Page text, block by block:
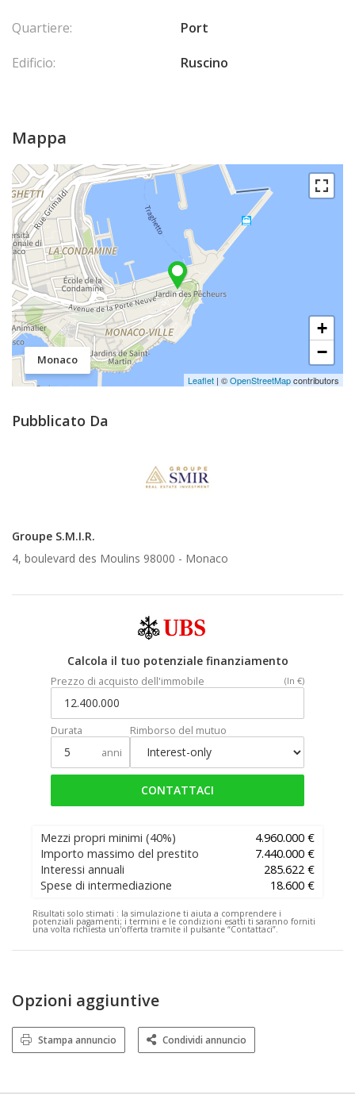
Quartiere:
Port
Edificio:
Ruscino
Mappa
Monaco
+
−
Leaflet | ©OpenStreetMapcontributors
Pubblicato Da
Groupe S.M.I.R.
4, boulevard des Moulins 98000 - Monaco
Calcola il tuo potenziale finanziamento
Prezzo di acquisto dell'immobile (In €)
Durata
anni
Rimborso del mutuo
CONTATTACI
Mezzi propri minimi (40%)
4.960.000 €
Importo massimo del prestito
7.440.000 €
Interessi annuali
285.622 €
Spese di intermediazione
18.600 €
Risultati solo stimati : la simulazione ti aiuta a comprendere i
potenziali pagamenti; i termini e le condizioni esatti ti saranno forniti
una volta richiesta un'offerta tramite il pulsante “Contattaci”.
Opzioni aggiuntive
Stampa annuncio Condividi annuncio